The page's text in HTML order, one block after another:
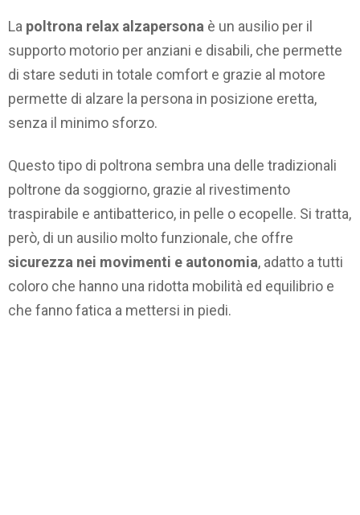
La poltrona relax alzapersona è un ausilio per il
supporto motorio per anziani e disabili, che permette
di stare seduti in totale comfort e grazie al motore
permette di alzare la persona in posizione eretta,
senza il minimo sforzo.
Questo tipo di poltrona sembra una delle tradizionali
poltrone da soggiorno, grazie al rivestimento
traspirabile e antibatterico, in pelle o ecopelle. Si tratta,
però, di un ausilio molto funzionale, che offre
sicurezza nei movimenti e autonomia, adatto a tutti
coloro che hanno una ridotta mobilità ed equilibrio e
che fanno fatica a mettersi in piedi.